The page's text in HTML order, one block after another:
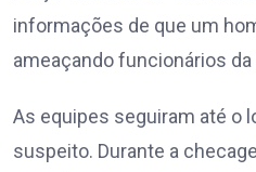
informações de que um
ameaçando funcionários da
As equipes seguiram até o
suspeito. Durante a